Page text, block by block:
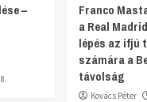
–
Franco
a Real
lépés az ifjú
számára a
távolság
Kovács Péter